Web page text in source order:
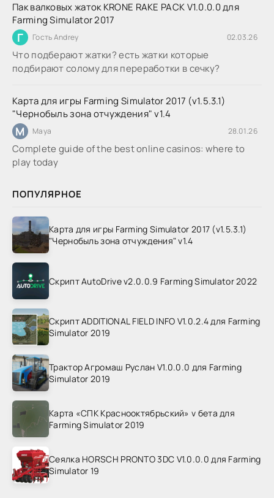
Пак валковых жаток KRONE RAKE PACK V1.0.0.0 для
Farming Simulator 2017
Г Гость Andrey 02.03.26
Что подберают жатки? есть жатки которые
подбирают солому для переработки в сечку?
Карта для игры Farming Simulator 2017 (v1.5.3.1)
"Чернобыль зона отчуждения" v1.4
M Maya 28.01.26
Complete guide of the best online casinos: where to
play today
ПОПУЛЯРНОЕ
Карта для игры Farming Simulator 2017 (v1.5.3.1)
"Чернобыль зона отчуждения" v1.4
Скрипт AutoDrive v2.0.0.9 Farming Simulator 2022
Скрипт ADDITIONAL FIELD INFO V1.0.2.4 для Farming
Simulator 2019
Трактор Агромаш Руслан V1.0.0.0 для Farming
Simulator 2019
Карта «СПК Краснооктябрьский» v бета для
Farming Simulator 2019
Сеялка HORSCH PRONTO 3DC V1.0.0.0 для Farming
Simulator 19